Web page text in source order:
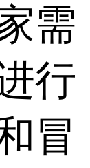
需
行
冒